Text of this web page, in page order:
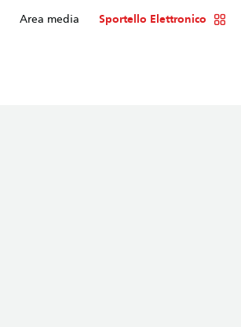
Area media Sportello Elettronico